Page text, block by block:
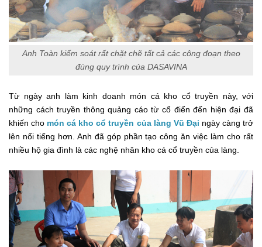
Anh Toàn kiểm soát rất chặt chẽ tất cả các công đoạn theo
đúng quy trình của DASAVINA
Từ ngày anh làm kinh doanh món cá kho cổ truyền này, với
những cách truyền thông quảng cáo từ cổ điển đến hiện đại đã
khiến cho món cá kho cổ truyền của làng Vũ Đại ngày càng trở
lên nổi tiếng hơn. Anh đã góp phần tạo công ăn việc làm cho rất
nhiều hộ gia đình là các nghệ nhân kho cá cổ truyền của làng.